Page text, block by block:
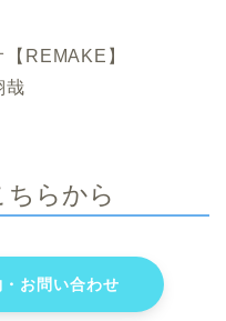
REMAKE】
哉
らから
お問い合わせ